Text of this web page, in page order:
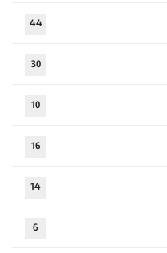
44
30
10
16
14
6